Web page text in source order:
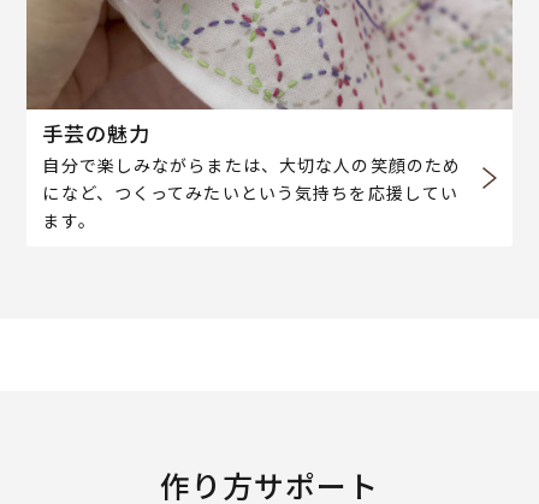
手芸の魅力
自分で楽しみながらまたは、大切な人の笑顔のため
になど、つくってみたいという気持ちを応援してい
ます。
作り方サポート